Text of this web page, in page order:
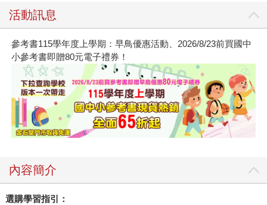
活動訊息
參考書115學年度上學期：早鳥優惠活動、2026/8/23前買國中
小參考書即贈80元電子禮券！
內容簡介
選購學習指引：